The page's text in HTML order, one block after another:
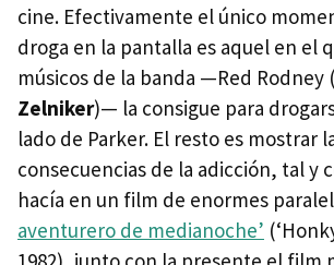
cine. Efectivamente el único
droga en la pantalla es aquel en el
músicos de la banda —Red Rodney (
Zelniker)— la consigue para
lado de Parker. El resto es mostrar
consecuencias de la adicción, tal y
hacía en un film de enormes
aventurero de medianoche’